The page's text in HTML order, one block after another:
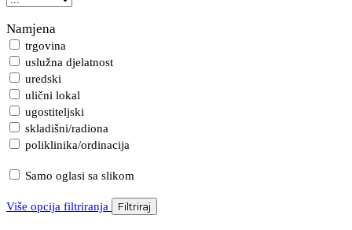
Namjena
trgovina
uslužna djelatnost
uredski
ulični lokal
ugostiteljski
skladišni/radiona
poliklinika/ordinacija
Samo oglasi sa slikom
Više opcija filtriranja Filtriraj